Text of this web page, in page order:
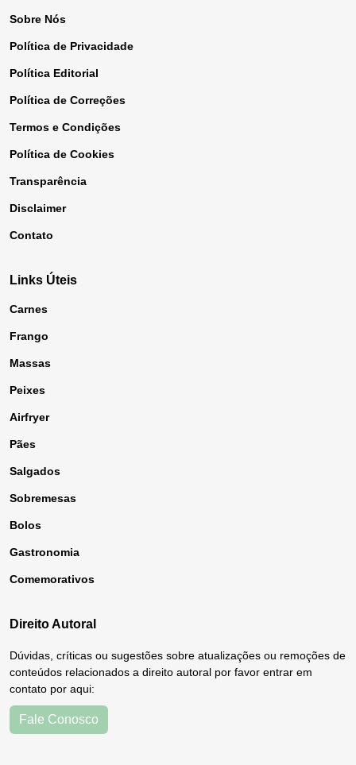
Sobre Nós
Política de Privacidade
Política Editorial
Política de Correções
Termos e Condições
Política de Cookies
Transparência
Disclaimer
Contato
Links Úteis
Carnes
Frango
Massas
Peixes
Airfryer
Pães
Salgados
Sobremesas
Bolos
Gastronomia
Comemorativos
Direito Autoral
Dúvidas, críticas ou sugestões sobre atualizações ou remoções de
conteúdos relacionados a direito autoral por favor entrar em
contato por aqui:
Fale Conosco